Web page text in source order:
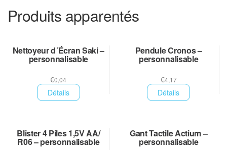
Produits apparentés
Nettoyeur d´Écran Saki –
personnalisable
€0,04
Détails
Pendule Cronos –
personnalisable
€4,17
Détails
Blister 4 Piles 1,5V AA/
R06 – personnalisable
Gant Tactile Actium –
personnalisable